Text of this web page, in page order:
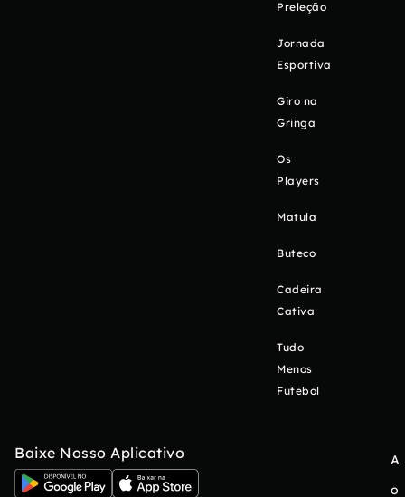
Preleção
Jornada
Esportiva
Giro na
Gringa
Os
Players
Matula
Buteco
Cadeira
Cativa
Tudo
Menos
Futebol
Baixe Nosso Aplicativo
A
o